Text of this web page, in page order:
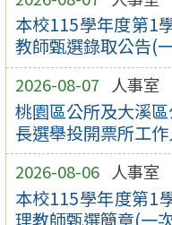
本校115學年度第1
教師甄選錄取公告(
2026-08-07 人事室
桃園區公所及大溪
長選舉投開票所工
2026-08-06 人事室
本校115學年度第1
理教師甄選簡章(一